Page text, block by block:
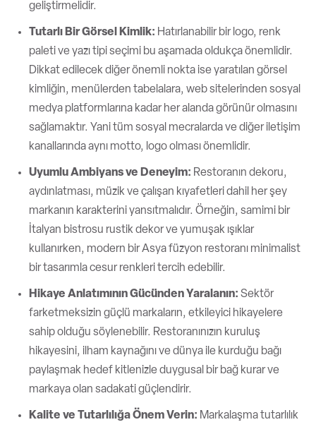
geliştirmelidir.
Tutarlı Bir Görsel Kimlik: Hatırlanabilir bir logo, renk
paleti ve yazı tipi seçimi bu aşamada oldukça önemlidir.
Dikkat edilecek diğer önemli nokta ise yaratılan görsel
kimliğin, menülerden tabelalara, web sitelerinden sosyal
medya platformlarına kadar her alanda görünür olmasını
sağlamaktır. Yani tüm sosyal mecralarda ve diğer iletişim
kanallarında aynı motto, logo olması önemlidir.
Uyumlu Ambiyans ve Deneyim: Restoranın dekoru,
aydınlatması, müzik ve çalışan kıyafetleri dahil her şey
markanın karakterini yansıtmalıdır. Örneğin, samimi bir
İtalyan bistrosu rustik dekor ve yumuşak ışıklar
kullanırken, modern bir Asya füzyon restoranı minimalist
bir tasarımla cesur renkleri tercih edebilir.
Hikaye Anlatımının Gücünden Yaralanın: Sektör
farketmeksizin güçlü markaların, etkileyici hikayelere
sahip olduğu söylenebilir. Restoranınızın kuruluş
hikayesini, ilham kaynağını ve dünya ile kurduğu bağı
paylaşmak hedef kitlenizle duygusal bir bağ kurar ve
markaya olan sadakati güçlendirir.
Kalite ve Tutarlılığa Önem Verin: Markalaşma tutarlılık